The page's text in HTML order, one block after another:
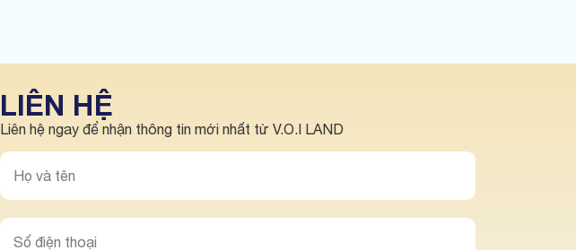
LIÊN HỆ
Liên hệ ngay để nhận thông tin mới nhất từ V.O.I LAND